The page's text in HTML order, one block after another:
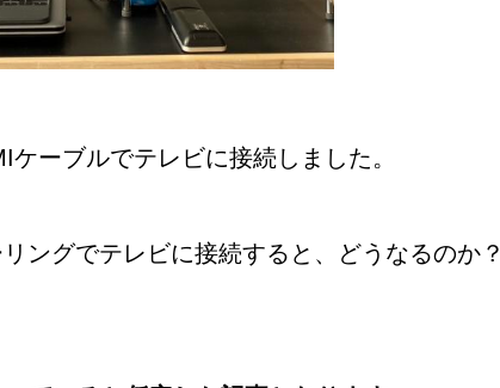
ーブルでテレビに接続しました。
ングでテレビに接続すると、どうなるのか？